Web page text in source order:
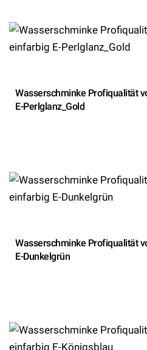
Wasserschminke Profiqualität
E-Perlglanz_Gold
Wasserschminke Profiqualität
E-Dunkelgrün